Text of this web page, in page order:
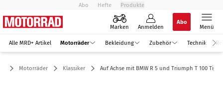
Abo Hefte Produkte
Marken Anmelden
Abo
Menü
Alle MRD+ Artikel Motorräder Bekleidung Zubehör Technik
Motorräder Klassiker Auf Achse mit BMW R 5 und Triumph T 100 Tiger